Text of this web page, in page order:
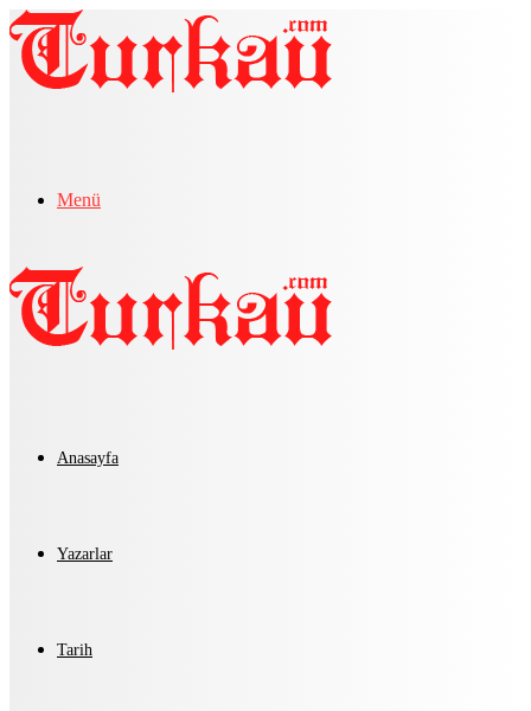
Menü
Anasayfa
Yazarlar
Tarih